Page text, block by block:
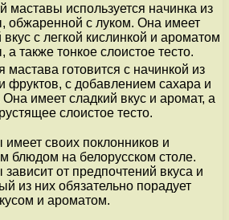
маставы используется начинка из
обжаренной с луком. Она имеет
с легкой кислинкой и ароматом
а также тонкое слоистое тесто.
мастава готовится с начинкой из
фруктов, с добавлением сахара и
имеет сладкий вкус и аромат, а
слоистое тесто.
своих поклонников и
блюдом на белорусском столе.
от предпочтений вкуса и
из них обязательно порадует
и ароматом.